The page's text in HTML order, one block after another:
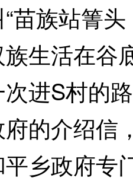
苗族站箐
生活在谷
进S村的
的介绍信
乡政府专